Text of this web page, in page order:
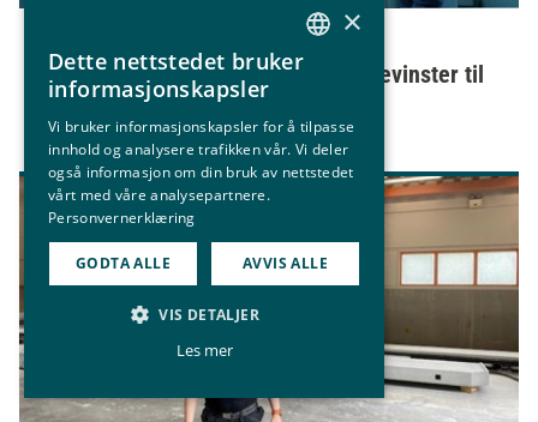
Fagskolestudenter leverer milliongevinster til
industrien
NORWEGIAN
×
Dette nettstedet bruker
informasjonskapsler
Vi bruker informasjonskapsler for å tilpasse
innhold og analysere trafikken vår. Vi deler
også informasjon om din bruk av nettstedet
vårt med våre analysepartnere.
Personvernerklæring
GODTA ALLE AVVIS ALLE
VIS DETALJER
Les mer